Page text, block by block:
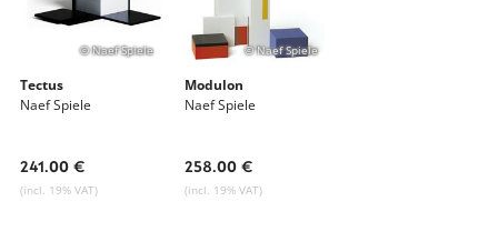
© Naef Spiele
Tectus
Naef Spiele
241.00 €
(incl. 19% VAT)
© Naef Spiele
Modulon
Naef Spiele
258.00 €
(incl. 19% VAT)